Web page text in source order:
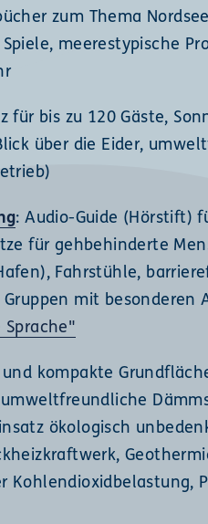
zum Thema
meerestypische
für bis zu 120 Gäste,
über die Eider,
: Audio-Guide (Hörstift)
für gehbehinderte
Fahrstühle,
mit besonderen
Sprache"
kompakte
ökologisch
Kohlendioxidbelastung,